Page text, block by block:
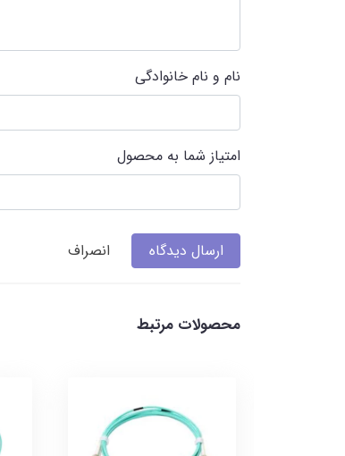
نام و نام خانوادگی
امتیاز شما به محصول
ارسال دیدگاه انصراف
محصولات مرتبط